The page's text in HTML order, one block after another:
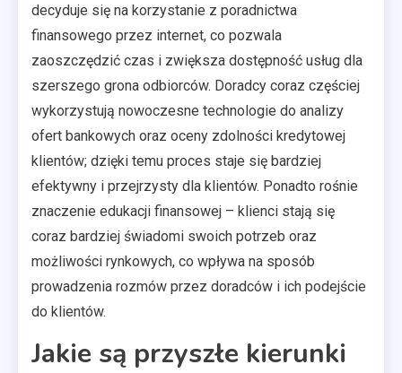
decyduje się na korzystanie z poradnictwa
finansowego przez internet, co pozwala
zaoszczędzić czas i zwiększa dostępność usług dla
szerszego grona odbiorców. Doradcy coraz częściej
wykorzystują nowoczesne technologie do analizy
ofert bankowych oraz oceny zdolności kredytowej
klientów; dzięki temu proces staje się bardziej
efektywny i przejrzysty dla klientów. Ponadto rośnie
znaczenie edukacji finansowej – klienci stają się
coraz bardziej świadomi swoich potrzeb oraz
możliwości rynkowych, co wpływa na sposób
prowadzenia rozmów przez doradców i ich podejście
do klientów.
Jakie są przyszłe kierunki